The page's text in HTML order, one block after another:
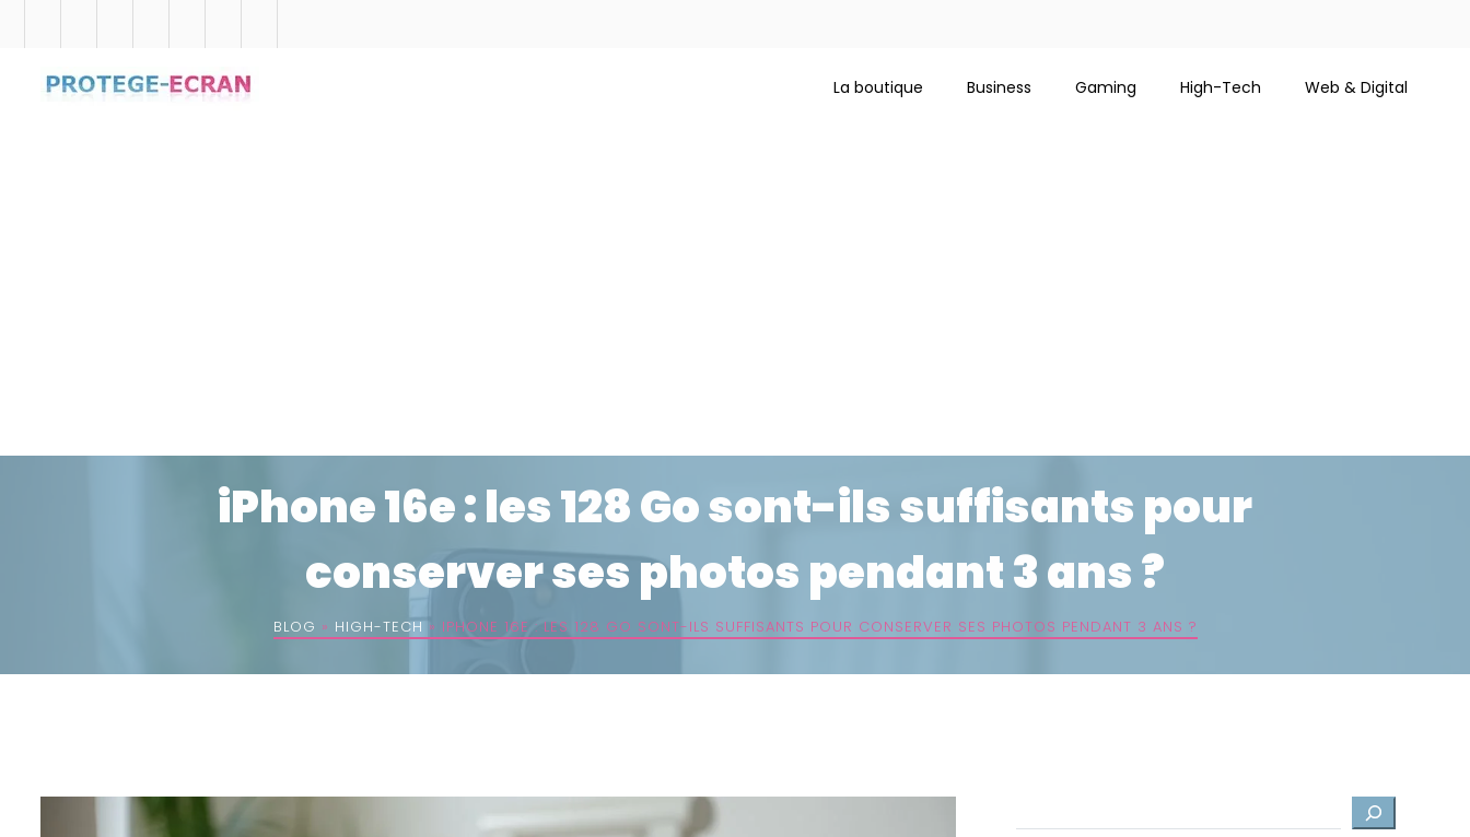
La boutique Business Gaming High-Tech Web & Digital
iPhone 16e : les 128 Go sont-ils suffisants pour
conserver ses photos pendant 3 ans ?
BLOG » HIGH-TECH » IPHONE 16E : LES 128 GO SONT-ILS SUFFISANTS POUR CONSERVER SES PHOTOS PENDANT 3 ANS ?